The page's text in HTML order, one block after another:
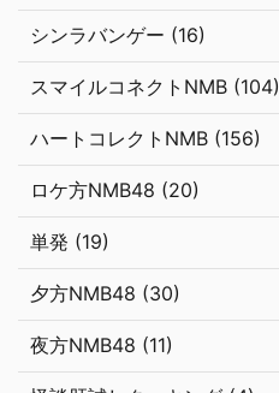
シンラバンゲー (16)
スマイルコネクトNMB (104)
ハートコレクトNMB (156)
ロケ方NMB48 (20)
単発 (19)
夕方NMB48 (30)
夜方NMB48 (11)